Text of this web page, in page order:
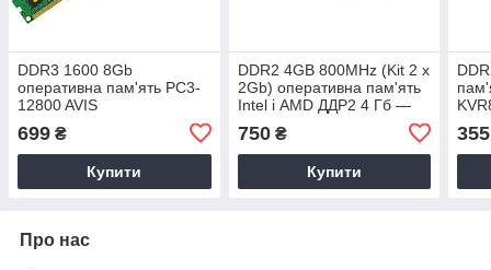
DDR3 1600 8Gb
оперативна пам'ять PC3-
12800 AVIS
низькопрофільна 8192MB
699 ₴
Купити
DDR2 4GB 800MHz (Kit 2 х
2Gb) оперативна пам'ять
Intel і AMD ДДР2 4 Гб —
Cyborg CD2F800T6/4
750₴
Купити
Гб)
355
Про нас